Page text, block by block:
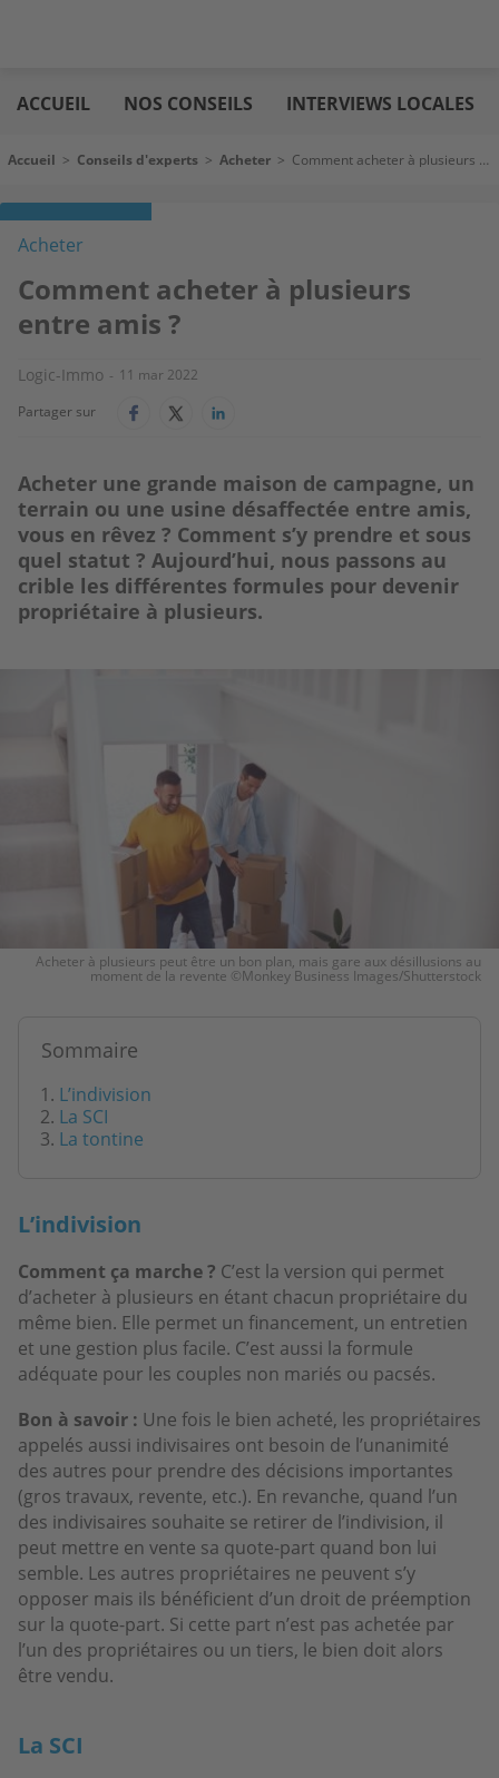
au
contenu
immo
ACCUEIL NOS CONSEILS INTERVIEWS LOCALES
Fil d'Ariane
Accueil > Conseils d'experts > Acheter > Comment acheter à plusieurs entre amis ?
Acheter
Comment acheter à plusieurs
entre amis ?
Logic-Immo
11 mar 2022
Partager sur
Acheter une grande maison de campagne, un
terrain ou une usine désaffectée entre amis,
vous en rêvez ? Comment s’y prendre et sous
quel statut ? Aujourd’hui, nous passons au
crible les différentes formules pour devenir
propriétaire à plusieurs.
Acheter à plusieurs peut être un bon plan, mais gare aux désillusions au
moment de la revente ©Monkey Business Images/Shutterstock
Sommaire
L’indivision
La SCI
La tontine
L’indivision
Comment ça marche ? C’est la version qui permet
d’acheter à plusieurs en étant chacun propriétaire du
même bien. Elle permet un financement, un entretien
et une gestion plus facile. C’est aussi la formule
adéquate pour les couples non mariés ou pacsés.
Bon à savoir : Une fois le bien acheté, les propriétaires
appelés aussi indivisaires ont besoin de l’unanimité
des autres pour prendre des décisions importantes
(gros travaux, revente, etc.). En revanche, quand l’un
des indivisaires souhaite se retirer de l’indivision, il
peut mettre en vente sa quote-part quand bon lui
semble. Les autres propriétaires ne peuvent s’y
opposer mais ils bénéficient d’un droit de préemption
sur la quote-part. Si cette part n’est pas achetée par
l’un des propriétaires ou un tiers, le bien doit alors
être vendu.
La SCI